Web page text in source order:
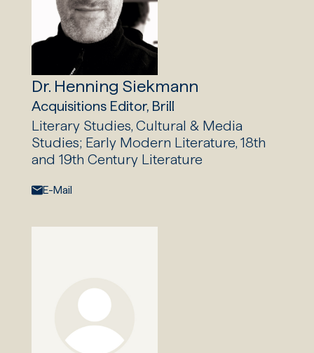
Dr. Henning Siekmann
Acquisitions Editor, Brill
Literary Studies, Cultural & Media
Studies; Early Modern Literature, 18th
and 19th Century Literature
E-Mail:
E-Mail